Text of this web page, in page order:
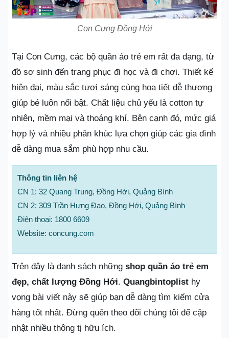
Con Cưng Đồng Hới
Tại Con Cưng, các bộ quần áo trẻ em rất đa dạng, từ
đồ sơ sinh đến trang phục đi học và đi chơi. Thiết kế
hiện đại, màu sắc tươi sáng cùng họa tiết dễ thương
giúp bé luôn nổi bật. Chất liệu chủ yếu là cotton tự
nhiên, mềm mại và thoáng khí. Bên cạnh đó, mức giá
hợp lý và nhiều phân khúc lựa chọn giúp các gia đình
dễ dàng mua sắm phù hợp nhu cầu.
Thông tin liên hệ
CN 1: 32 Quang Trung, Đồng Hới, Quảng Bình
CN 2: 309 Trần Hưng Đạo, Đồng Hới, Quảng Bình
Điện thoại: 1800 6609
Website: concung.com
Trên đây là danh sách những shop quần áo trẻ em
đẹp, chất lượng Đồng Hới. Quangbintoplist hy
vọng bài viết này sẽ giúp bạn dễ dàng tìm kiếm cửa
hàng tốt nhất. Đừng quên theo dõi chúng tôi để cập
nhật nhiều thông tị hữu ích.